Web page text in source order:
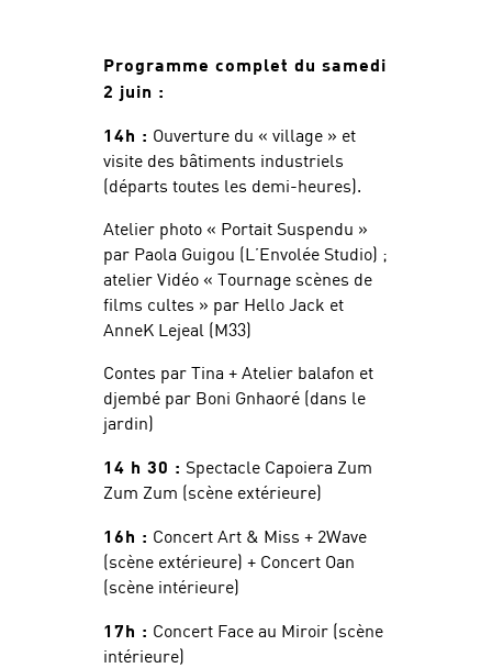
Programme complet du samedi
2 juin :
14h : Ouverture du « village » et
visite des bâtiments industriels
(départs toutes les demi-heures).
Atelier photo « Portait Suspendu »
par Paola Guigou (L’Envolée Studio) ;
atelier Vidéo « Tournage scènes de
films cultes » par Hello Jack et
AnneK Lejeal (M33)
Contes par Tina + Atelier balafon et
djembé par Boni Gnhaoré (dans le
jardin)
14 h 30 : Spectacle Capoiera Zum
Zum Zum (scène extérieure)
16h : Concert Art & Miss + 2Wave
(scène extérieure) + Concert Oan
(scène intérieure)
17h : Concert Face au Miroir (scène
intérieure)